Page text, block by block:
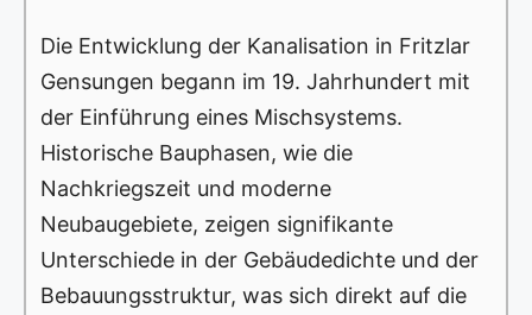
Die Entwicklung der Kanalisation in Fritzlar
Gensungen begann im 19. Jahrhundert mit
der Einführung eines Mischsystems.
Historische Bauphasen, wie die
Nachkriegszeit und moderne
Neubaugebiete, zeigen signifikante
Unterschiede in der Gebäudedichte und der
Bebauungsstruktur, was sich direkt auf die